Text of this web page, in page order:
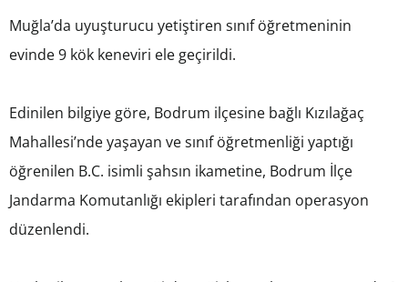
Muğla’da uyuşturucu yetiştiren sınıf öğretmeninin
evinde 9 kök keneviri ele geçirildi.
Edinilen bilgiye göre, Bodrum ilçesine bağlı Kızılağaç
Mahallesi’nde yaşayan ve sınıf öğretmenliği yaptığı
öğrenilen B.C. isimli şahsın ikametine, Bodrum İlçe
Jandarma Komutanlığı ekipleri tarafından operasyon
düzenlendi.